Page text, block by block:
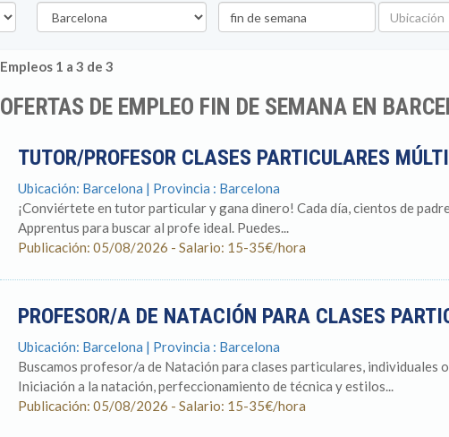
clave
Empleos 1 a 3 de 3
OFERTAS DE EMPLEO FIN DE SEMANA EN
TUTOR/PROFESOR CLASES PARTICULARES
Ubicación: Barcelona | Provincia : Barcelona
¡Conviértete en tutor particular y gana dinero! Cada día, cientos de
Apprentus para buscar al profe ideal. Puedes...
Publicación: 05/08/2026 - Salario: 15-35€/hora
PROFESOR/A DE NATACIÓN PARA CLASES
Ubicación: Barcelona | Provincia : Barcelona
Buscamos profesor/a de Natación para clases particulares, individuales
Iniciación a la natación, perfeccionamiento de técnica y estilos...
Publicación: 05/08/2026 - Salario: 15-35€/hora